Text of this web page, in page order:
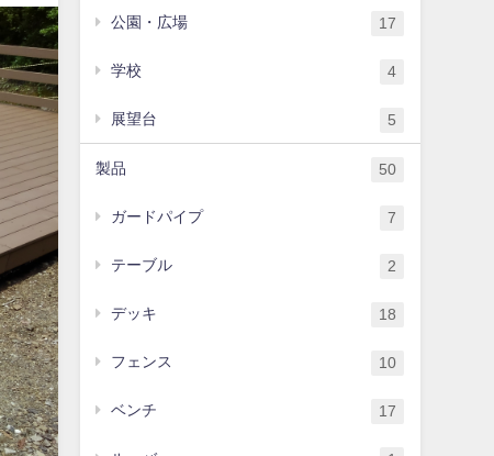
公園・広場 17
学校 4
展望台 5
製品 50
ガードパイプ 7
テーブル 2
デッキ 18
フェンス 10
ベンチ 17